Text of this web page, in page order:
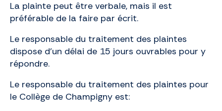
La plainte peut être verbale, mais il est
préférable de la faire par écrit.
Le responsable du traitement des plaintes
dispose d’un délai de 15 jours ouvrables pour y
répondre.
Le responsable du traitement des plaintes pour
le Collège de Champigny est: